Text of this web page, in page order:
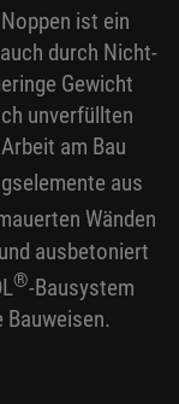
ist ein
durch Nicht-
Gewicht
unverfüllten
am Bau
aus
Wänden
ausbetoniert
®-Bausystem